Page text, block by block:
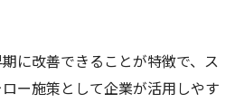
に改善できることが特徴で、ス
ー施策として企業が活用しやす